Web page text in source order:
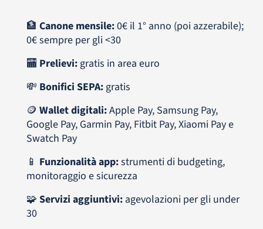
🏦 Canone mensile:0€ il 1° anno (poi azzerabile);
0€ sempre per gli <30
🏧 Prelievi:gratis in area euro
💸 Bonifici SEPA:gratis
🪙 Wallet digitali:Apple Pay, Samsung Pay,
Google Pay, Garmin Pay, Fitbit Pay, Xiaomi Pay e
Swatch Pay
📱 Funzionalità app:strumenti di budgeting,
monitoraggio e sicurezza
🧩 Servizi aggiuntivi: agevolazioni per gli under
30